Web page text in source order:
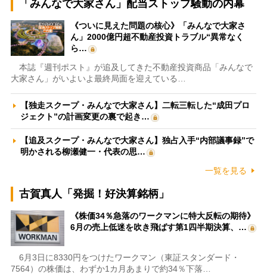
「みんなで大家さん」配当ストップ騒動の内幕
《ついに見えた問題の核心》「みんなで大家さ
ん」2000億円超不動産投資トラブル“異常なく
ら…
本誌『週刊ポスト』が追及してきた不動産投資商品「みんなで
大家さん」がいよいよ最終局面を迎えている…
【独走スクープ・みんなで大家さん】二転三転した“成田プロ
ジェクト”の計画変更の裏で起き…
【追及スクープ・みんなで大家さん】独占入手“内部議事録”で
明かされる柳瀬健一・代表の思…
一覧を見る
古賀真人「発掘！好決算銘柄」
《株価34％急落のワークマンに特大反転の期待》
6月の売上低迷を吹き飛ばす第1四半期決算、…
6月3日に8330円をつけたワークマン（東証スタンダード・
7564）の株価は、わずか1カ月あまりで約34％下落…